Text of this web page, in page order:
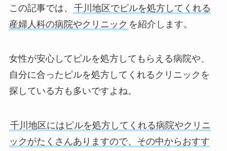
この記事では、
千川地区でピルを処方してくれる
産婦人科の病院やクリニック を紹介します。
女性が安心してピルを処方してもらえる病院や、
自分に合ったピルを処方してくれるクリニックを
探している方も多いですよね。
千川地区にはピルを処方してくれる病院やクリニ
ックがたくさんありますので、その中からおすす